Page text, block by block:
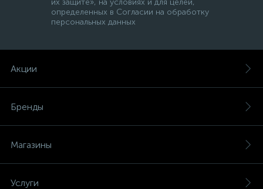
их защите», на условиях и для целей,
определенных в Согласии на обработку
персональных данных
Акции
Бренды
Магазины
Услуги